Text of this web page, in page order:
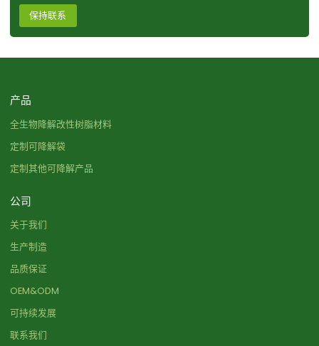
保持联系
产品
全生物降解改性树脂材料
定制可降解袋
定制其他可降解产品
公司
关于我们
生产制造
品质保证
OEM&ODM
可持续发展
联系我们